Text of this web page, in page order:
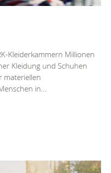
Kleiderkammern Millionen
Kleidung und Schuhen
materiellen
in...